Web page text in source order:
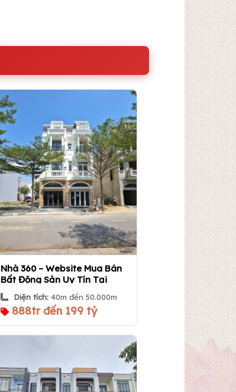
Nhà 360 – Website Mua Bán
Bất Động Sản Uy Tín Tại
TP.HCM | Nha360.vn
Diện tích:40m đến 50.000m
888tr đến 199 tỷ